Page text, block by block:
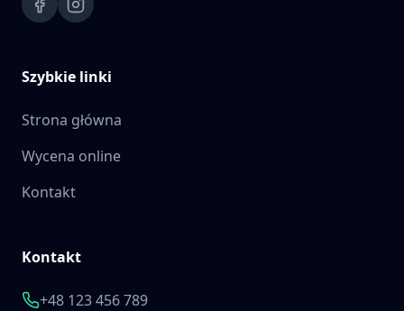
Szybkie linki
Strona główna
Wycena online
Kontakt
Kontakt
+48 123 456 789